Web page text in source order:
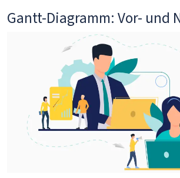
Gantt-Diagramm: Vor- und